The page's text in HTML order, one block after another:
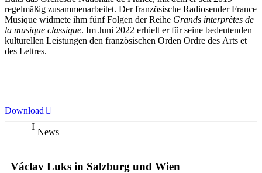
regelmäßig zusammenarbeitet. Der französische Radiosender France
Musique widmete ihm fünf Folgen der Reihe Grands interprètes de
la musique classique. Im Juni 2022 erhielt er für seine bedeutenden
kulturellen Leistungen den französischen Orden Ordre des Arts et
des Lettres.
Download
News
Václav Luks in Salzburg und Wien